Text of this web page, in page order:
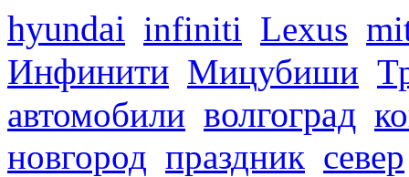
hyundai infiniti Lexus
Инфинити Мицубиши
автомобили волгоград
новгород праздник север